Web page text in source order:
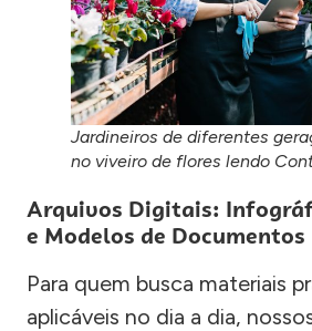
Jardineiros de diferentes
no viveiro de flores lendo
Arquivos Digitais:
e Modelos de Documentos
Para quem busca materiais
aplicáveis no dia a dia,